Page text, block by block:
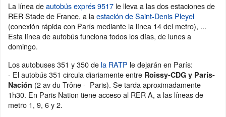
La línea deautobús exprés 9517 le lleva a las dos estaciones de
RER Stade de France, a laestación de Saint-Denis Pleyel
(conexión rápida con París mediante la línea 14 del metro), ...
Esta línea de autobús funciona todos los días, de lunes a
domingo.
Los autobuses 351 y 350 de la RATP le dejarán en París:
- El autobús 351 circula diariamente entre Roissy-CDG y París-
Nación (2 av du Trône - Paris). Se tarda aproximadamente
1h30. En Paris Nation tiene acceso al RER A, a las líneas de
metro 1, 9, 6 y 2.